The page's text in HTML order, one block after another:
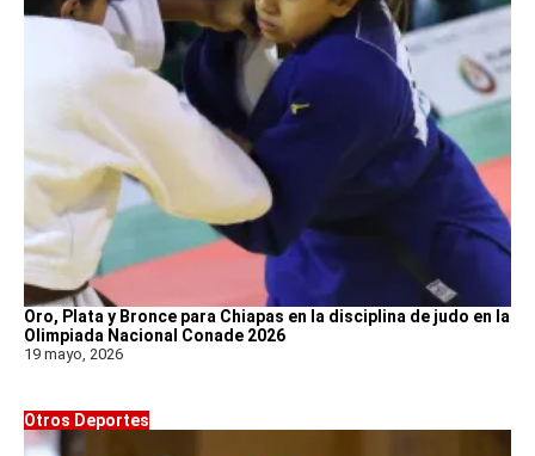
Oro, Plata y Bronce para Chiapas en la disciplina de judo en la
Olimpiada Nacional Conade 2026
19 mayo, 2026
Otros Deportes